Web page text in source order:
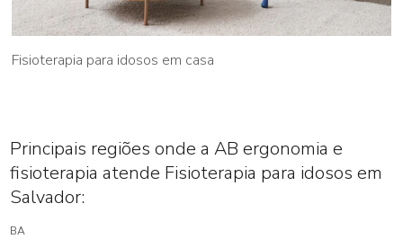
Fisioterapia para idosos em casa
Principais regiões onde a AB ergonomia e
fisioterapia atende Fisioterapia para idosos em
Salvador:
BA